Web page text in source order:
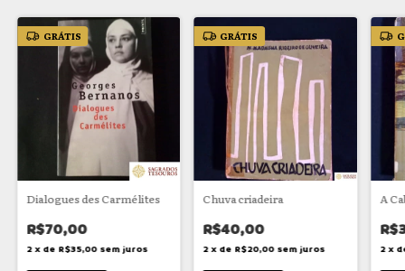
GRÁTIS
Dialogues des Carmélites
R$70,00
2 x de R$35,00 sem juros
GRÁTIS
Chuva criadeira
R$40,00
2 x de R$20,00 sem juros
A
2 x